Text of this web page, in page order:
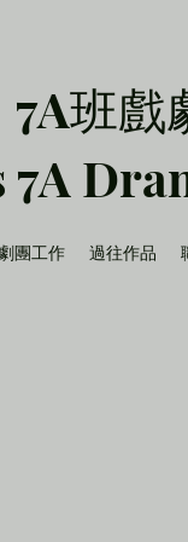
7A班戲
7A
劇團工作 過往作品